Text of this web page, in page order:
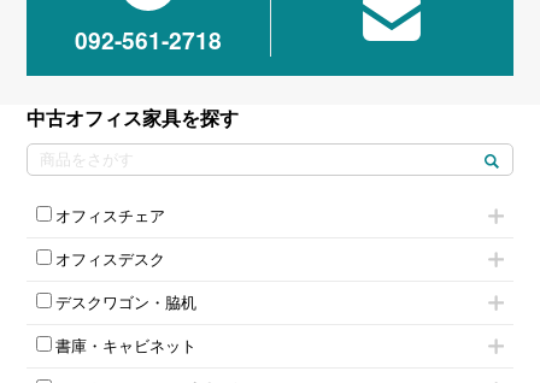
092-561-2718
中古オフィス家具を探す
オフィスチェア
肘無しチェア
役員チェア
高級チェア（多機能チェア）
オフィスチェアその他
オフィスデスク
フリーアドレスデスク（ベンチデスク）
昇降デスク
オフィスデスクその他
デスクワゴン・脇机
インワゴン2段
インワゴン3段
書庫・キャビネット
ハイキャビネット